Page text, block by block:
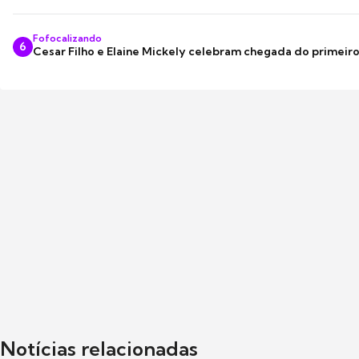
6
Fofocalizando
Cesar Filho e Elaine Mickely celebram chegada do
Notícias relacionadas